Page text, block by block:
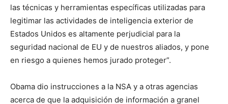
las técnicas y herramientas específicas utilizadas para
legitimar las actividades de inteligencia exterior de
Estados Unidos es altamente perjudicial para la
seguridad nacional de EU y de nuestros aliados, y pone
en riesgo a quienes hemos jurado proteger”.
Obama dio instrucciones a la NSA y a otras agencias
acerca de que la adquisición de información a granel